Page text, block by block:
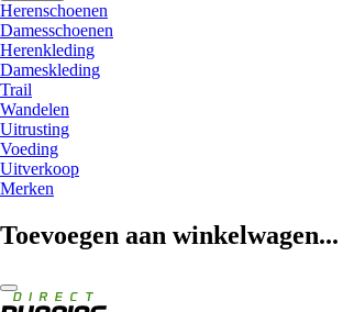
Herenschoenen
Damesschoenen
Herenkleding
Dameskleding
Trail
Wandelen
Uitrusting
Voeding
Uitverkoop
Merken
Toevoegen aan winkelwagen...